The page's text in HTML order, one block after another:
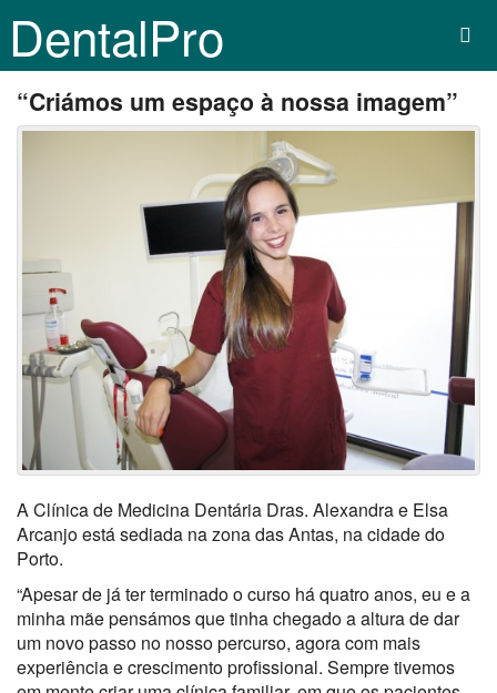
DentalPro
“Criámos um espaço à nossa imagem”
A Clínica de Medicina Dentária Dras. Alexandra e Elsa
Arcanjo está sediada na zona das Antas, na cidade do
Porto.
“Apesar de já ter terminado o curso há quatro anos, eu e a
minha mãe pensámos que tinha chegado a altura de dar
um novo passo no nosso percurso, agora com mais
experiência e crescimento profissional. Sempre tivemos